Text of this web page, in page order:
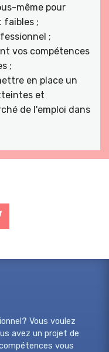
même pour
faibles ;
;
vos compétences
;
en place un
et
de l'emploi dans
Vous voulez
avez un projet de
vous